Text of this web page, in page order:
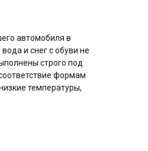
автомобиля в
и снег с обуви не
строго под
формам
температуры,
что
резина сохраняет